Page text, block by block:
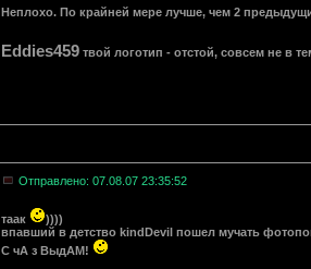
Неплохо. По крайней мере лучше, чем 2
Eddies459 твой логотип - отстой, совсем не в
Отправлено: 07.08.07 23:35:52
таак
))))
впавший в детство kindDevil пошел мучать
С чА з ВыдАМ!